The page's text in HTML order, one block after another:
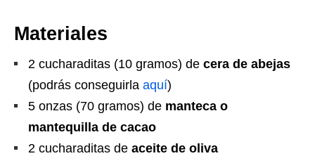
Materiales
2 cucharaditas (10 gramos) de cera de abejas
(podrás conseguirla aquí)
5 onzas (70 gramos) de manteca o
mantequilla de cacao
2 cucharaditas de aceite de oliva